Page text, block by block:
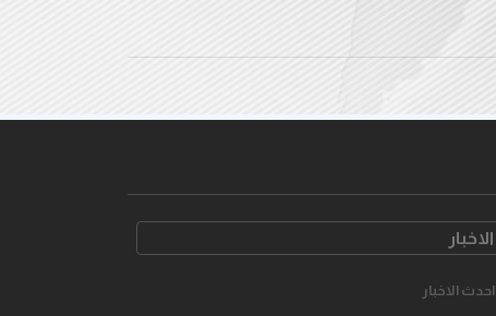
الاخبار
احدث الاخبار